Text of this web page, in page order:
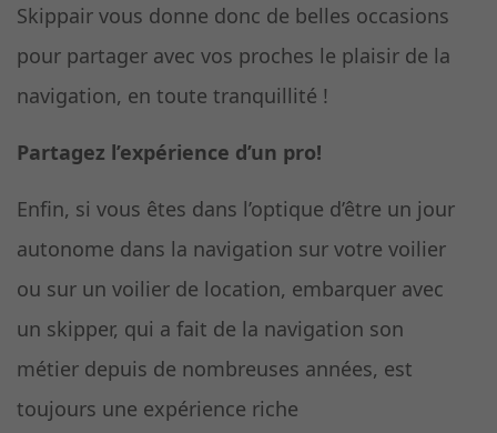
Skippair vous donne donc de belles occasions
pour partager avec vos proches le plaisir de la
navigation, en toute tranquillité !
Partagez l’expérience d’un pro!
Enfin, si vous êtes dans l’optique d’être un jour
autonome dans la navigation sur votre voilier
ou sur un voilier de location, embarquer avec
un skipper, qui a fait de la navigation son
métier depuis de nombreuses années, est
toujours une expérience riche